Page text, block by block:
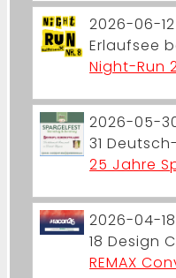
2026-06-
Erlaufsee
Night-Run
2026-05-
31
25 Jahre
2026-04-
18 Design
REMAX